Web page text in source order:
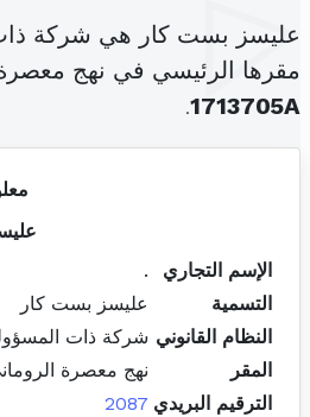
عليسز بست كار هي شركة ذات
مقرها الرئيسي في نهج معصرة الروماني عد2د تقسيم
1713705A
.
الإسم التجاري
.
التسمية
عليسز بست كار
النظام القانوني شركة ذات
المقر
نهج معصرة الروماني عد2د تقسيم البوسليمي
الترقيم البريدي 2087